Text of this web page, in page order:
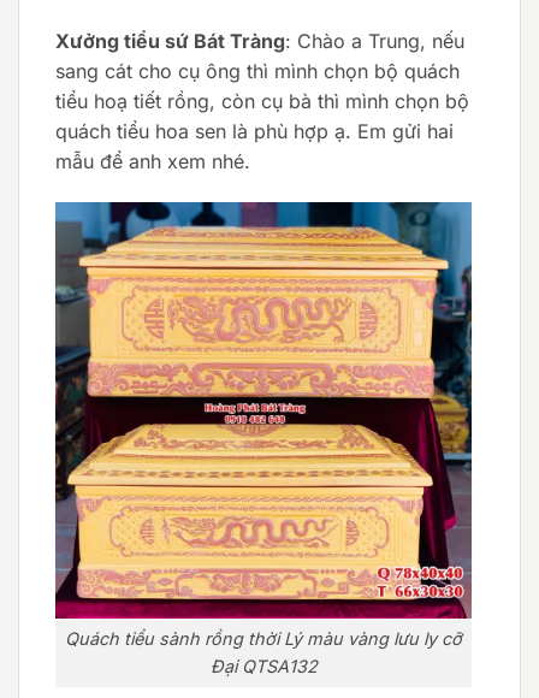
Xưởng tiểu sứ Bát Tràng: Chào a Trung, nếu
sang cát cho cụ ông thì mình chọn bộ quách
tiểu hoạ tiết rồng, còn cụ bà thì mình chọn bộ
quách tiểu hoa sen là phù hợp ạ. Em gửi hai
mẫu để anh xem nhé.
Quách tiểu sành rồng thời Lý màu vàng lưu ly cỡ
Đại QTSA132